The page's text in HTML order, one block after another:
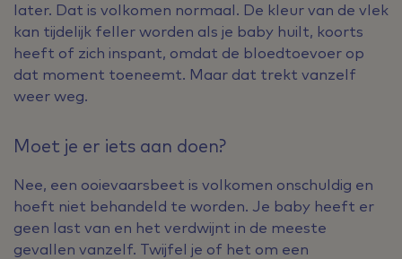
later. Dat is volkomen normaal. De kleur van de vlek
kan tijdelijk feller worden als je baby huilt, koorts
heeft of zich inspant, omdat de bloedtoevoer op
dat moment toeneemt. Maar dat trekt vanzelf
weer weg.
Moet je er iets aan doen?
Nee, een ooievaarsbeet is volkomen onschuldig en
hoeft niet behandeld te worden. Je baby heeft er
geen last van en het verdwijnt in de meeste
gevallen vanzelf. Twijfel je of het om een